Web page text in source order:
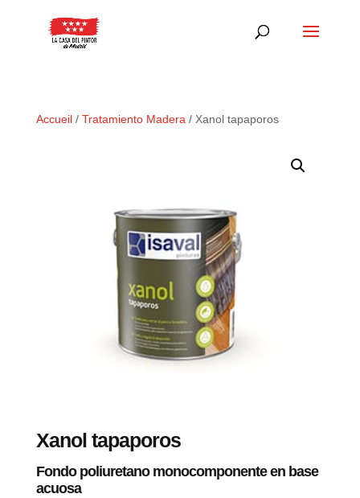
Accueil/ Tratamiento Madera / Xanol tapaporos
Xanol tapaporos
Fondo poliuretano monocomponente en base
acuosa